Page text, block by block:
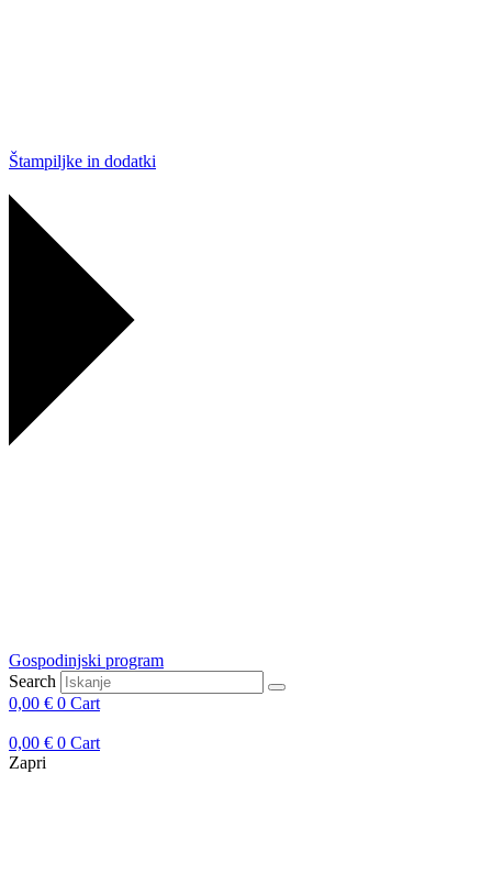
Štampiljke in dodatki
Gospodinjski program
Search
0,00 € 0 Cart
0,00 € 0 Cart
Zapri